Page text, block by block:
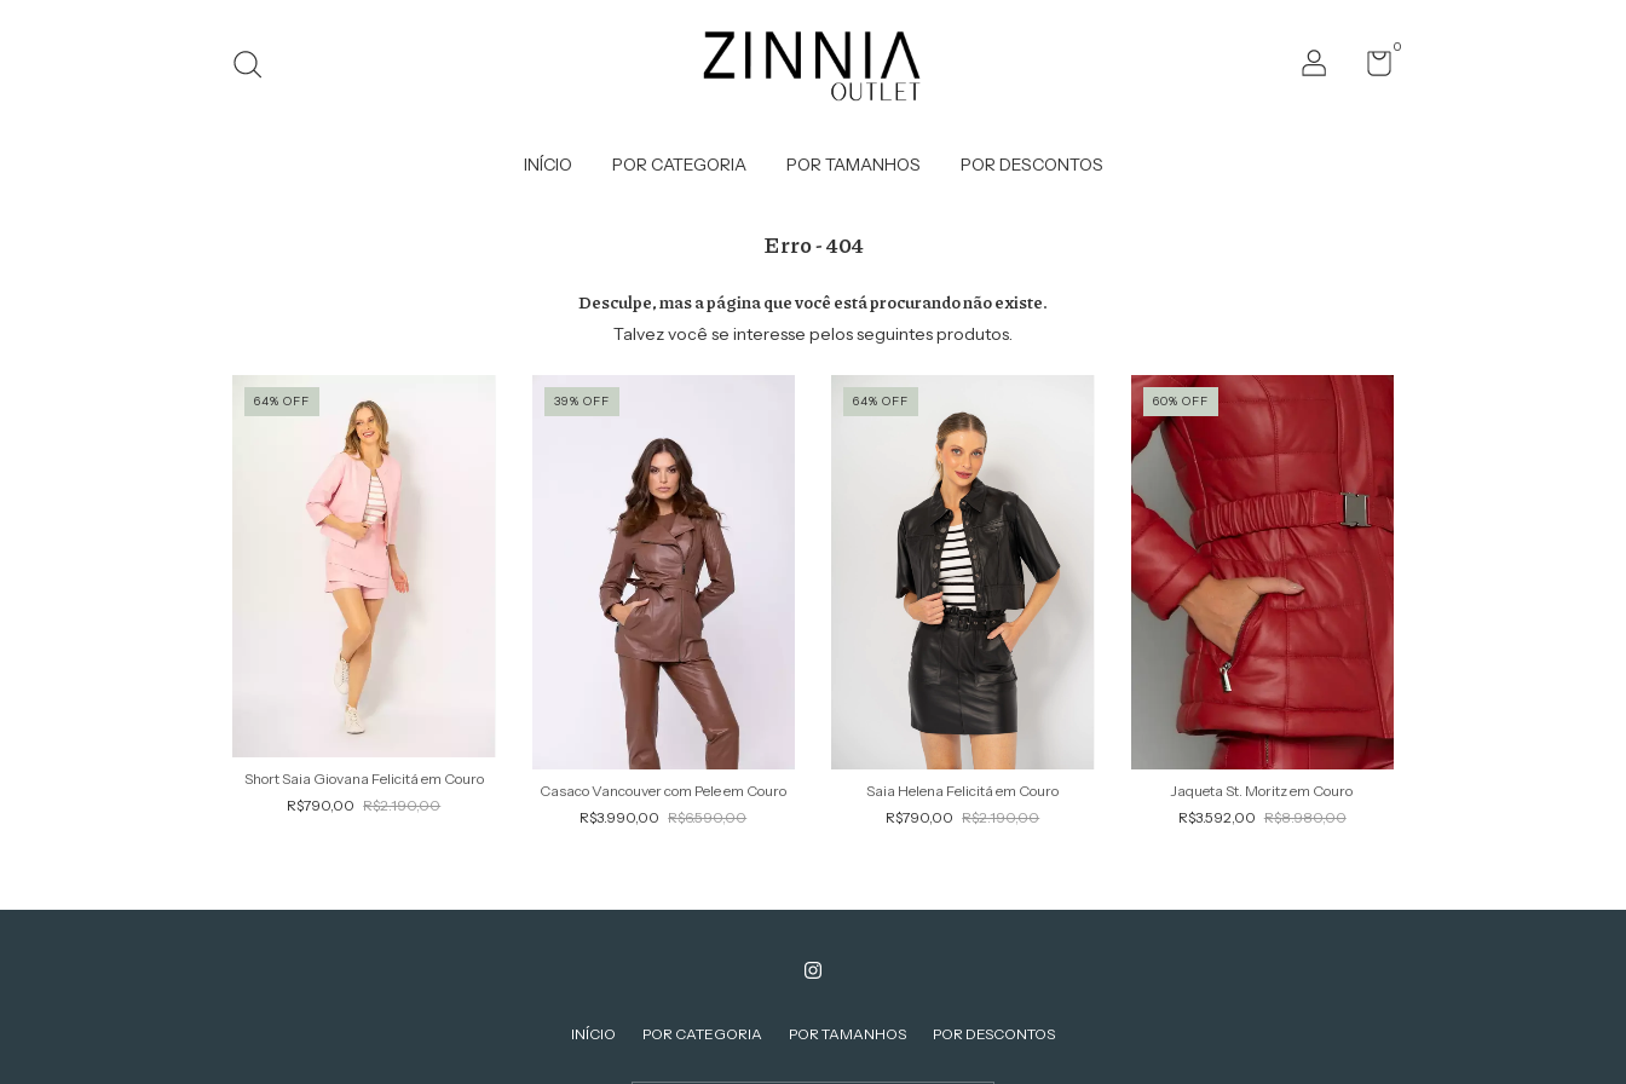
0
INÍCIO POR CATEGORIA POR TAMANHOS POR DESCONTOS
Erro - 404
Desculpe, mas a página que você está procurando não existe.
Talvez você se interesse pelos seguintes produtos.
64% OFF
Short Saia Giovana Felicitá em Couro
R$790,00 R$2.190,00
39% OFF
Casaco Vancouver com Pele em Couro
R$3.990,00 R$6.590,00
64% OFF
Saia Helena Felicitá em Couro
R$790,00 R$2.190,00
60% OFF
Jaqueta St. Moritz em Couro
R$3.592,00 R$8.980,00
INÍCIO POR CATEGORIA POR TAMANHOS POR DESCONTOS